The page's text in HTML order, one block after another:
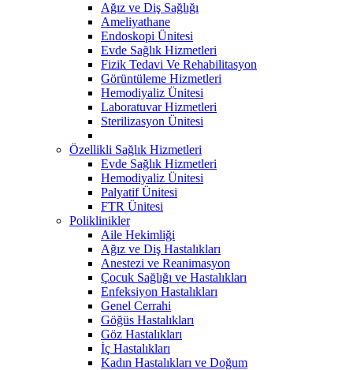
Ağız ve Diş Sağlığı
Ameliyathane
Endoskopi Ünitesi
Evde Sağlık Hizmetleri
Fizik Tedavi Ve Rehabilitasyon
Görüntüleme Hizmetleri
Hemodiyaliz Ünitesi
Laboratuvar Hizmetleri
Sterilizasyon Ünitesi
Özellikli Sağlık Hizmetleri
Evde Sağlık Hizmetleri
Hemodiyaliz Ünitesi
Palyatif Ünitesi
FTR Ünitesi
Poliklinikler
Aile Hekimliği
Ağız ve Diş Hastalıkları
Anestezi ve Reanimasyon
Çocuk Sağlığı ve Hastalıkları
Enfeksiyon Hastalıkları
Genel Cerrahi
Göğüs Hastalıkları
Göz Hastalıkları
İç Hastalıkları
Kadın Hastalıkları ve Doğum